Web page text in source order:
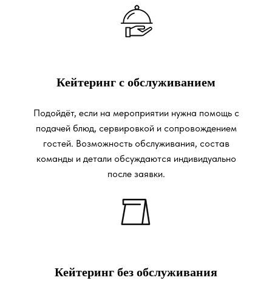
Кейтеринг с обслуживанием
Подойдёт, если на мероприятии нужна помощь с
подачей блюд, сервировкой и сопровождением
гостей. Возможность обслуживания, состав
команды и детали обсуждаются индивидуально
после заявки.
Кейтеринг без обслуживания